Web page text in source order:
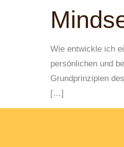
Wie entwickle ich
persönlichen und
Grundprinzipien
[…]